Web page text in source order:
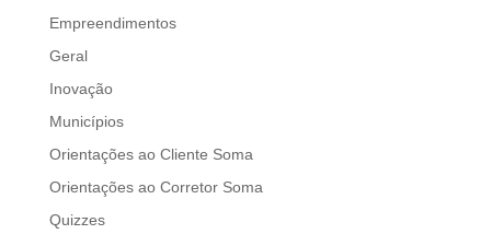
Empreendimentos
Geral
Inovação
Municípios
Orientações ao Cliente Soma
Orientações ao Corretor Soma
Quizzes